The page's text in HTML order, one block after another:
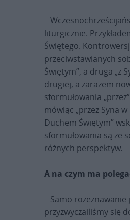
–
liturgicznie.
Świętego.
przeciwstawianych
Świętym”, a druga „z
drugiej, a zarazem
sformułowania
mówiąc „przez Syna
Duchem Świętym”
sformułowania są ze
różnych perspektyw.
A na czym ma
– Samo
przyzwyczailiśmy się